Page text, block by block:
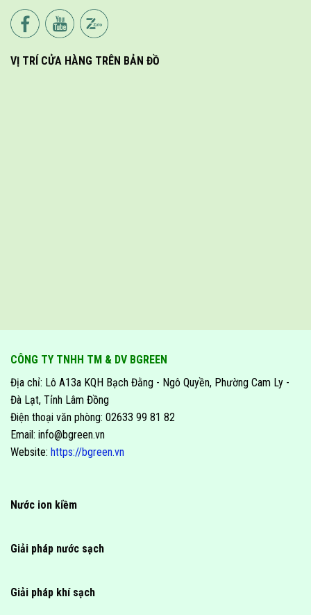
VỊ TRÍ CỬA HÀNG TRÊN BẢN ĐỒ
CÔNG TY TNHH TM & DV BGREEN
Địa chỉ: Lô A13a KQH Bạch Đằng - Ngô Quyền, Phường Cam Ly -
Đà Lạt, Tỉnh Lâm Đồng
Điện thoại văn phòng: 02633 99 81 82
Email: info@bgreen.vn
Website: https://bgreen.vn
Nước ion kiềm
Giải pháp nước sạch
Giải pháp khí sạch